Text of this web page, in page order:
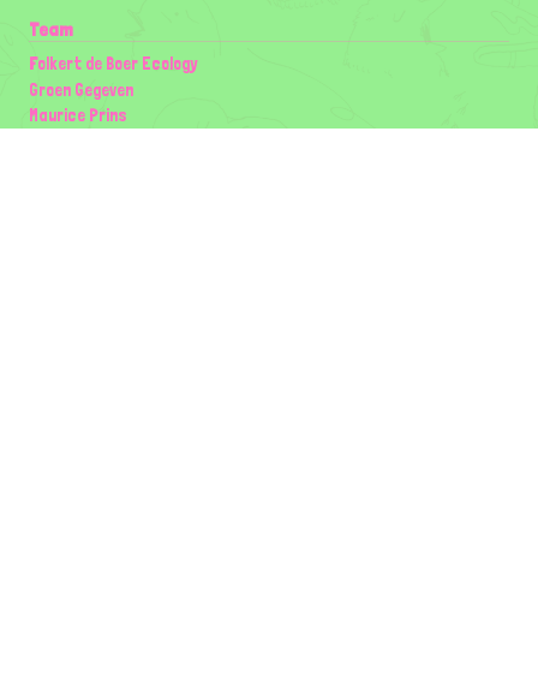
Team
Folkert de Boer Ecology
Groen Gegeven
Maurice Prins